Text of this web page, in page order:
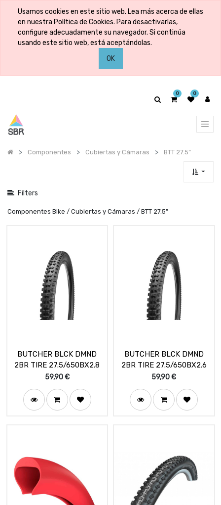
Usamos cookies en este sitio web. Lea más acerca de ellas
en nuestra Política de Cookies. Para desactivarlas,
configure adecuadamente su navegador. Si continúa
usando este sitio web, está aceptándolas.
OK
0 0
Componentes Cubiertas y Cámaras BTT 27.5”
Filters
Mostrar
categorías
Componentes Bike / Cubiertas y Cámaras / BTT 27.5”
BUTCHER BLCK DMND
2BR TIRE 27.5/650BX2.8
59,90€
BUTCHER BLCK DMND
2BR TIRE 27.5/650BX2.6
59,90€